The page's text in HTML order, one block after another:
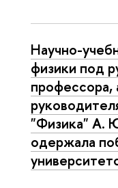
Научно-
физики под
профессора,
"Физика" А.
одержала